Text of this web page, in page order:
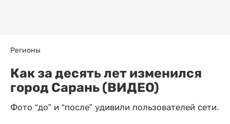
Регионы
Как за десять лет изменился
город Сарань (ВИДЕО)
Фото “до” и “после” удивили пользователей сети.